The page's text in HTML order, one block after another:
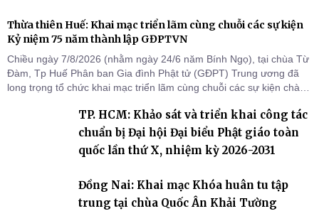
Thừa thiên Huế: Khai mạc triển lãm cùng chuỗi các sự kiện
Kỷ niệm 75 năm thành lập GĐPTVN
Chiều ngày 7/8/2026 (nhằm ngày 24/6 năm Bính Ngọ), tại chùa Từ
Đàm, Tp Huế Phân ban Gia đình Phật tử (GĐPT) Trung ương đã
long trọng tổ chức khai mạc triển lãm cùng chuỗi các sự kiện chào
TP. HCM: Khảo sát và triển khai công tác
chuẩn bị Đại hội Đại biểu Phật giáo toàn
quốc lần thứ X, nhiệm kỳ 2026-2031
Đồng Nai: Khai mạc Khóa huân tu tập
trung tại chùa Quốc Ân Khải Tường